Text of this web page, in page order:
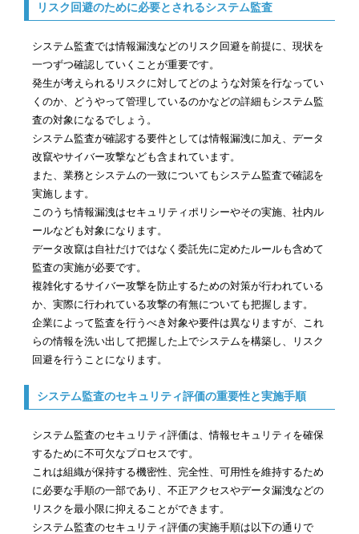
リスク回避のために必要とされるシステム監査
システム監査では情報漏洩などのリスク回避を前提に、現状を
一つずつ確認していくことが重要です。
発生が考えられるリスクに対してどのような対策を行なってい
くのか、どうやって管理しているのかなどの詳細もシステム監
査の対象になるでしょう。
システム監査が確認する要件としては情報漏洩に加え、データ
改竄やサイバー攻撃なども含まれています。
また、業務とシステムの一致についてもシステム監査で確認を
実施します。
このうち情報漏洩はセキュリティポリシーやその実施、社内ル
ールなども対象になります。
データ改竄は自社だけではなく委託先に定めたルールも含めて
監査の実施が必要です。
複雑化するサイバー攻撃を防止するための対策が行われている
か、実際に行われている攻撃の有無についても把握します。
企業によって監査を行うべき対象や要件は異なりますが、これ
らの情報を洗い出して把握した上でシステムを構築し、リスク
回避を行うことになります。
システム監査のセキュリティ評価の重要性と実施手順
システム監査のセキュリティ評価は、情報セキュリティを確保
するために不可欠なプロセスです。
これは組織が保持する機密性、完全性、可用性を維持するため
に必要な手順の一部であり、不正アクセスやデータ漏洩などの
リスクを最小限に抑えることができます。
システム監査のセキュリティ評価の実施手順は以下の通りで